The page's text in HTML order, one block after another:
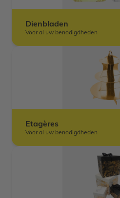
Dienbladen
Voor al uw benodigdheden
Etagères
Voor al uw benodigdheden